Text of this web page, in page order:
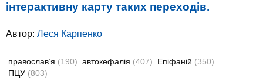
інтерактивну карту таких переходів.
Автор: Леся Карпенко
православ’я (190) автокефалія (407) Епіфаній (350)
ПЦУ (803)